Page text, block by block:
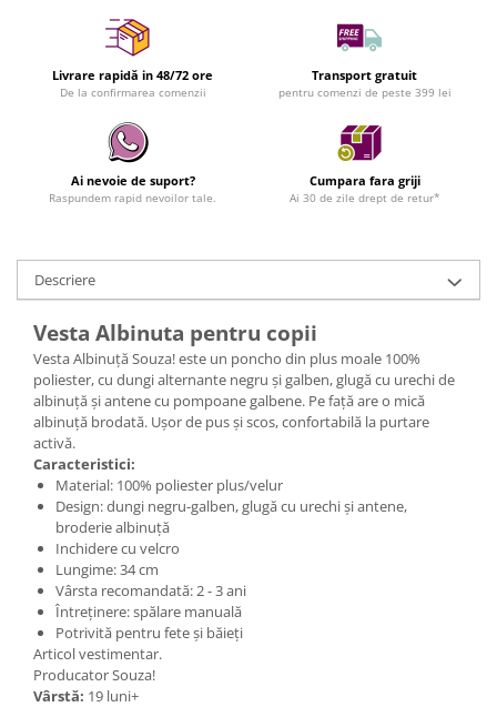
Livrare rapidă in 48/72 ore
De la confirmarea comenzii
Transport gratuit
pentru comenzi de peste 399 lei
Ai nevoie de suport?
Raspundem rapid nevoilor tale.
Cumpara fara griji
Ai 30 de zile drept de retur*
Descriere
Vesta Albinuta pentru copii
Vesta Albinuță Souza! este un poncho din plus moale 100%
poliester, cu dungi alternante negru și galben, glugă cu urechi de
albinuță și antene cu pompoane galbene. Pe față are o mică
albinuță brodată. Ușor de pus și scos, confortabilă la purtare
activă.
Caracteristici:
Material: 100% poliester plus/velur
Design: dungi negru-galben, glugă cu urechi și antene,
broderie albinuță
Inchidere cu velcro
Lungime: 34 cm
Vârsta recomandată: 2 - 3 ani
Întreținere: spălare manuală
Potrivită pentru fete și băieți
Articol vestimentar.
Producator Souza!
Vârstă: 19 luni+